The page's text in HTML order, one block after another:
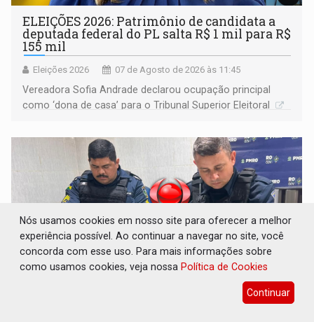
ELEIÇÕES 2026: Patrimônio de candidata a
deputada federal do PL salta R$ 1 mil para R$
155 mil
Eleições 2026 07 de Agosto de 2026 às 11:45
Vereadora Sofia Andrade declarou ocupação principal
como ‘dona de casa’ para o Tribunal Superior Eleitoral
Nós usamos cookies em nosso site para oferecer a melhor
experiência possível. Ao continuar a navegar no site, você
concorda com esse uso. Para mais informações sobre
como usamos cookies, veja nossa Política de Cookies
Continuar